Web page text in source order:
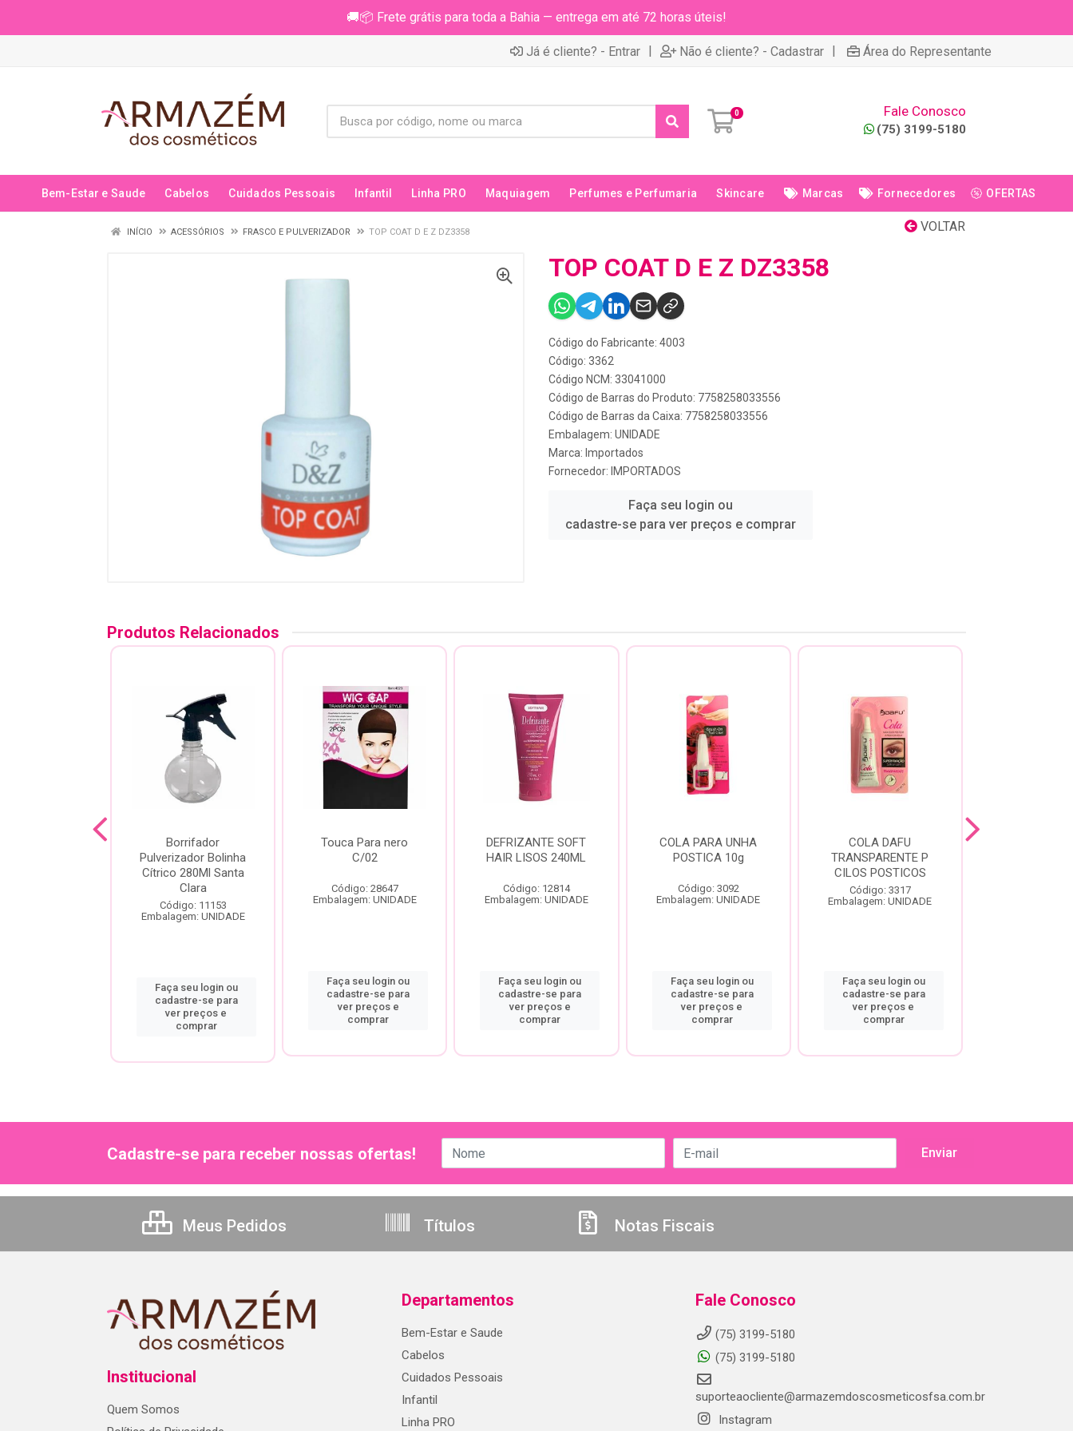
🚚📦 Frete grátis para toda a Bahia — entrega em até 72 horas úteis!
Já é cliente? - Entrar | Não é cliente? - Cadastrar | Área do Representante
0 Fale Conosco
(75) 3199-5180
Bem-Estar e Saude Cabelos Cuidados Pessoais Infantil Linha PRO Maquiagem Perfumes e Perfumaria Skincare Marcas Fornecedores OFERTAS
VOLTAR
INÍCIO ACESSÓRIOS FRASCO E PULVERIZADOR TOP COAT D E Z DZ3358
TOP COAT D E Z DZ3358
Código do Fabricante: 4003
Código: 3362
Código NCM: 33041000
Código de Barras do Produto: 7758258033556
Código de Barras da Caixa: 7758258033556
Embalagem: UNIDADE
Marca: Importados
Fornecedor: IMPORTADOS
Faça seu login ou
cadastre-se para ver preços e comprar
Produtos Relacionados
Borrifador
Pulverizador Bolinha
Cítrico 280Ml Santa
Clara
Código: 11153
Embalagem: UNIDADE
Faça seu login ou
cadastre-se para
ver preços e
comprar
Touca Para nero
C/02
Código: 28647
Embalagem: UNIDADE
Faça seu login ou
cadastre-se para
ver preços e
comprar
DEFRIZANTE SOFT
HAIR LISOS 240ML
Código: 12814
Embalagem: UNIDADE
Faça seu login ou
cadastre-se para
ver preços e
comprar
COLA PARA UNHA
POSTICA 10g
Código: 3092
Embalagem: UNIDADE
Faça seu login ou
cadastre-se para
ver preços e
comprar
COLA DAFU
TRANSPARENTE P
CILOS POSTICOS
Código: 3317
Embalagem: UNIDADE
Faça seu login ou
cadastre-se para
ver preços e
comprar
Cadastre-se para receber nossas ofertas!
Meus Pedidos Títulos Notas Fiscais
Institucional
Quem Somos
Departamentos
Bem-Estar e Saude
Cabelos
Cuidados Pessoais
Infantil
Linha PRO
Fale Conosco
(75) 3199-5180
(75) 3199-5180
suporteaocliente@armazemdoscosmeticosfsa.com.br
Instagram